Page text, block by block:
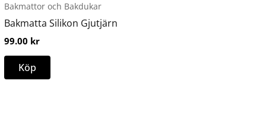
Bakmattor och Bakdukar
Bakmatta Silikon Gjutjärn
99.00 kr
Köp